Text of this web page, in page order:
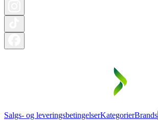
Salgs- og leveringsbetingelserKategorierBrands